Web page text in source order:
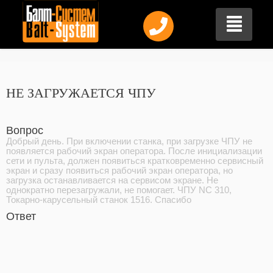
НЕ ЗАГРУЖАЕТСЯ ЧПУ
Вопрос
Добрый день. При включении станка, при загрузке ЧПУ не
появляется рабочий экран оператора. После инициализации
сети и пульта, должен появиться кратковременно сервисный
экран и сразу появиться рабочий экран оператора, но
загрузка останавливается на сервисом экране. Не
однократно перезагружали, не помогает. ЧПУ NC 310,
Токарно-карусельный станок 1516. Спасибо
Ответ